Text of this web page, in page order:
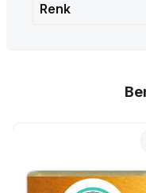
Renk